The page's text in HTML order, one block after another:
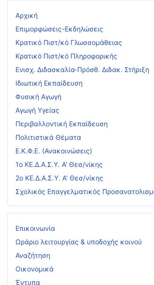
Αρχική
Επιμορφώσεις-Εκδηλώσεις
Κρατικό Πιστ/κό Γλωσσομάθειας
Κρατικό Πιστ/κό Πληροφορικής
Ενισχ. Διδασκαλία-Πρόσθ. Διδακ. Στήριξη
Ιδιωτική Εκπαίδευση
Φυσική Αγωγή
Αγωγή Υγείας
Περιβαλλοντική Εκπαίδευση
Πολιτιστικά Θέματα
Ε.Κ.Φ.Ε. (Ανακοινώσεις)
1ο ΚΕ.Δ.Α.Σ.Υ. Α' Θεσ/νίκης
2ο ΚΕ.Δ.Α.Σ.Υ. Α' Θεσ/νίκης
Σχολικός Επαγγελματικός
Επικοινωνία
Ωράριο λειτουργίας & υποδοχής κοινού
Αναζήτηση
Οικονομικά
Έντυπα